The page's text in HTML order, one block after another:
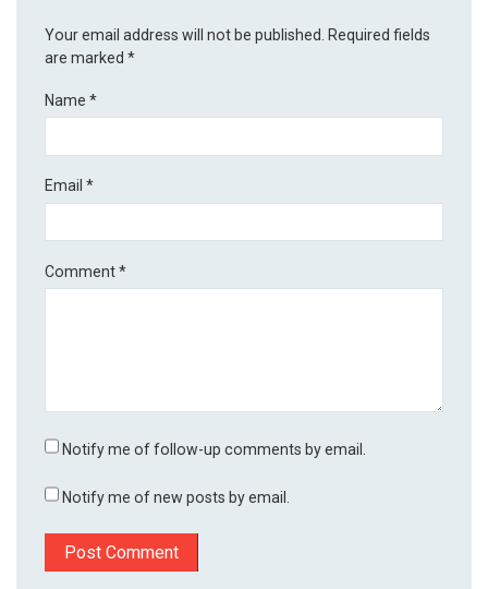
Your email address will not be published.
Required fields
are marked*
Name*
Email*
Comment*
Notify me of follow-up comments by email.
Notify me of new posts by email.